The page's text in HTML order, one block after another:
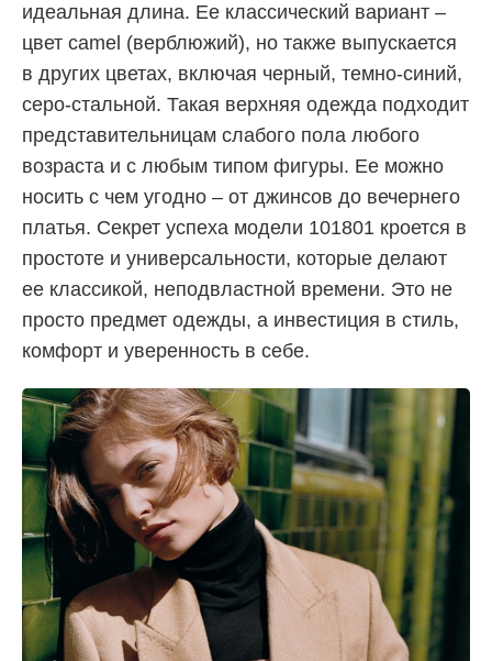
идеальная длина. Ее классический вариант –
цвет camel (верблюжий), но также выпускается
в других цветах, включая черный, темно-синий,
серо-стальной. Такая верхняя одежда подходит
представительницам слабого пола любого
возраста и с любым типом фигуры. Ее можно
носить с чем угодно – от джинсов до вечернего
платья. Секрет успеха модели 101801 кроется в
простоте и универсальности, которые делают
ее классикой, неподвластной времени. Это не
просто предмет одежды, а инвестиция в стиль,
комфорт и уверенность в себе.